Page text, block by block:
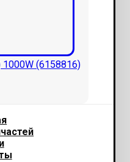
(6158816)